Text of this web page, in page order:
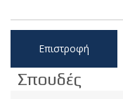
Επιστροφή
Σπουδές